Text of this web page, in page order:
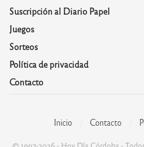
Suscripción al Diario Papel
Juegos
Sorteos
Política de privacidad
Contacto
Inicio Contacto